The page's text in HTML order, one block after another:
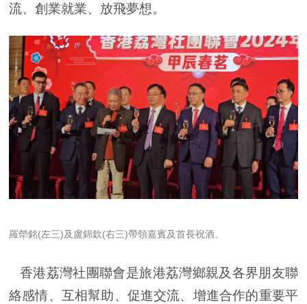
流、創業就業、放飛夢想。
羅犖銘(左三)及盧錦欽(右三)帶領嘉賓及首長祝酒。
香港荔灣社團聯會是旅港荔灣鄉親及各界朋友聯
絡感情、互相幫助、促進交流、增進合作的重要平